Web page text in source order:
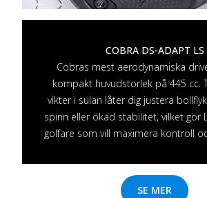
COBRA DS-ADAPT LS
Cobras mest aerodynamiska
kompakt huvudstorlek på 445 cc.
vikter i sulan låter dig justera
spinn eller ökad stabilitet, vilket gör
golfare som vill maximera kontroll
SE MER